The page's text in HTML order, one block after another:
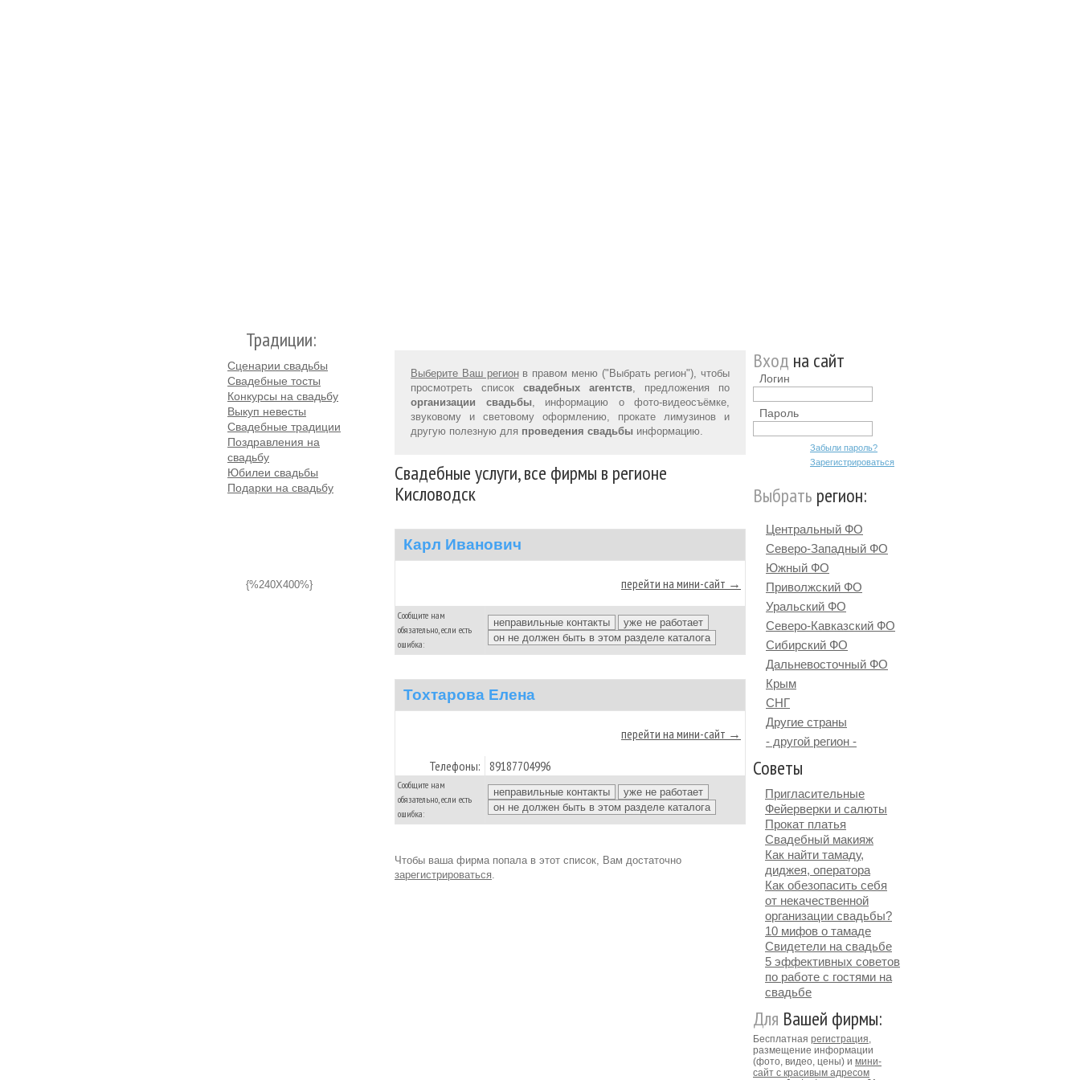
Традиции:
Сценарии свадьбы
Свадебные тосты
Конкурсы на свадьбу
Выкуп невесты
Свадебные традиции
Поздравления на
свадьбу
Юбилеи свадьбы
Подарки на свадьбу
{%240X400%}
Выберите Ваш регионв правом меню ("Выбрать регион"), чтобы
просмотреть список свадебных агентств, предложения по
организации свадьбы, информацию о фото-видеосъёмке,
звуковому и световому оформлению, прокате лимузинов и
другую полезную для проведения свадьбы информацию.
Свадебные услуги, все фирмы в регионе
Кисловодск
Карл Иванович
перейти на мини-сайт →
Сообщите нам
обязательно, если есть
ошибка:
Тохтарова Елена
перейти на мини-сайт →
Телефоны: 89187704996
Сообщите нам
обязательно, если есть
ошибка:
Чтобы ваша фирма попала в этот список, Вам достаточно
зарегистрироваться.
Вход на сайт
Логин
Пароль
Забыли пароль?
Зарегистрироваться
Выбрать регион:
Центральный ФО
Северо-Западный ФО
Южный ФО
Приволжский ФО
Уральский ФО
Северо-Кавказский ФО
Сибирский ФО
Дальневосточный ФО
Крым
СНГ
Другие страны
- другой регион -
Советы
Пригласительные
Фейерверки и салюты
Прокат платья
Свадебный макияж
Как найти тамаду,
диджея, оператора
Как обезопасить себя
от некачественной
организации свадьбы?
10 мифов о тамаде
Свидетели на свадьбе
5 эффективных советов
по работе с гостями на
свадьбе
Для Вашей фирмы:
Бесплатная регистрация,
размещение информации
(фото, видео, цены) и мини-
сайт с красивым адресом